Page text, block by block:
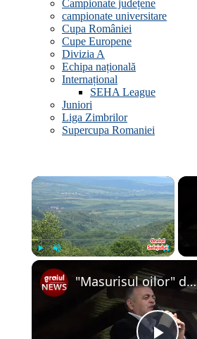
Campionate județene
campionate universitare
Cupa României
Cupe Europene
Divizia A
Echipa națională
Internațional
SEHA League
Juniori
Liga Zimbrilor
Supercupa Romaniei
×
"Masurisul oilor" de la Pria editia a 53-a - 2019